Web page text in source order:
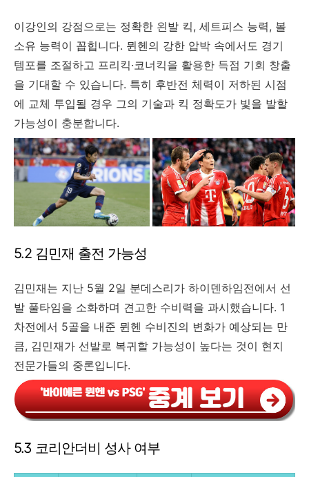
이강인의 강점으로는 정확한 왼발 킥, 세트피스 능력, 볼
소유 능력이 꼽힙니다. 뮌헨의 강한 압박 속에서도 경기
템포를 조절하고 프리킥·코너킥을 활용한 득점 기회 창출
을 기대할 수 있습니다. 특히 후반전 체력이 저하된 시점
에 교체 투입될 경우 그의 기술과 킥 정확도가 빛을 발할
가능성이 충분합니다.
5.2 김민재 출전 가능성
김민재는 지난 5월 2일 분데스리가 하이덴하임전에서 선
발 풀타임을 소화하며 견고한 수비력을 과시했습니다. 1
차전에서 5골을 내준 뮌헨 수비진의 변화가 예상되는 만
큼, 김민재가 선발로 복귀할 가능성이 높다는 것이 현지
전문가들의 중론입니다.
5.3 코리안더비 성사 여부